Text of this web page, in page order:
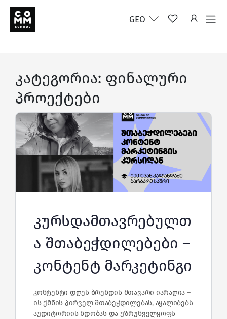
GEO
კატეგორია: ფინალური
პროექტები
კურსდამთავრებულთ
ა შთაბეჭდილებები –
კონტენტ მარკეტინგი
კონტენტი დღეს ბრენდის მთავარი იარაღია –
ის ქმნის პირველ შთაბეჭდილებას, აყალიბებს
აუდიტორიის ნდობას და უზრუნველყოფს